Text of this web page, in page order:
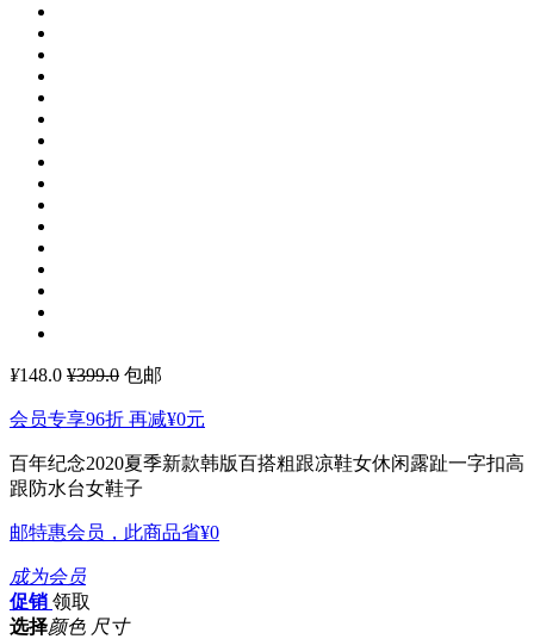
¥148.0 ¥399.0 包邮
会员专享96折 再减¥0元
百年纪念2020夏季新款韩版百搭粗跟凉鞋女休闲露趾一字扣高
跟防水台女鞋子
邮特惠会员，此商品省¥0
成为会员
促销 领取
选择颜色 尺寸